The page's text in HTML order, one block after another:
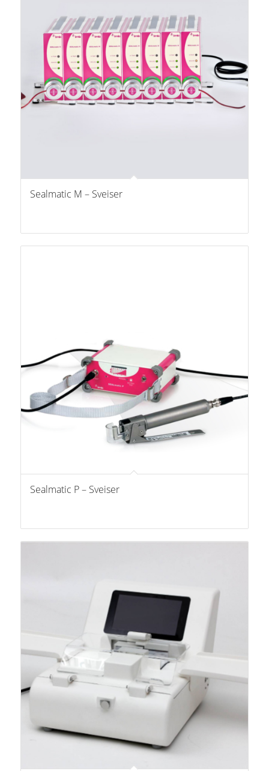
Sealmatic M – Sveiser
Sealmatic P – Sveiser